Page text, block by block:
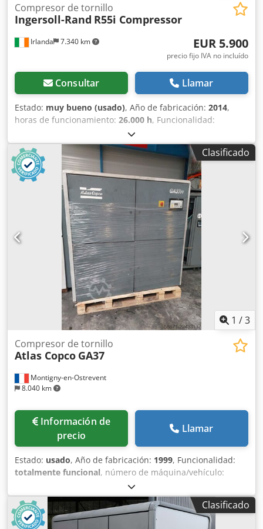
Irlanda 7.340 km
Compresor de tornillo
Ingersoll-Rand R55i Compressor
EUR 5.900
precio fijo IVA no incluído
Consultar Llamar
Estado: muy bueno (usado), Año de fabricación: 2014,
horas de funcionamiento: 26.000 h, Funcionalidad:
, peso total:
kW (74,78 CV), Compresor Ingersoll Rand R55i, modelo
2014 Compresor de tornillo de 55 kW Historial completo de
mantenimiento Aproximadamente 26 000 horas de uso
Codpjzrxhhsfx Amrorf En muy buen estado
Clasificado
1 /3
Montigny-en-Ostrevent
8.040 km
Compresor de tornillo
Atlas Copco GA37
Información de
precio
Llamar
Estado: usado, Año de fabricación: 1999, Funcionalidad:
totalmente funcional, número de máquina/vehículo:
37 kW (50,31 CV)
funcionamiento:7 bar, Equipamiento:compresor, placa
de características disponible, sistema de aire
comprimido, El compresor lubricado Atlas Copco GA37 es
Clasificado